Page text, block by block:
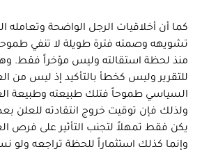
كما أن أخلاقيات الرجل الواضحة وتعامله
تشويهه وصمته فترة طويلة لا تنفي
منذ لحظة استقالته وليس مؤخراً فقط.
للتقرير وليس كخطأ بالتأكيد إذ ليس من
السياسي طموحاً فتلك طبيعته وطبيعة
ولذلك فإن توقيت خروج انتقادته للعلن بعد
يكن فقط تمهلاً لتجنب التأثير على فرص
وإنما كذلك استثماراً للحظة تراجعه ولو